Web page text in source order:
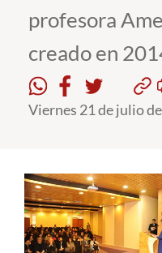
Alumni
English
profesora
creado en
Viernes 21 de julio